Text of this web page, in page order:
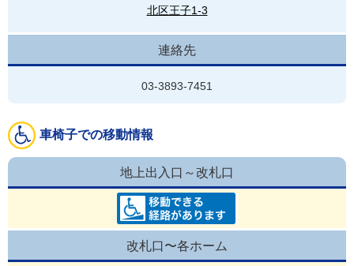
北区王子1-3
連絡先
03-3893-7451
車椅子での移動情報
地上出入口～改札口
改札口〜各ホーム